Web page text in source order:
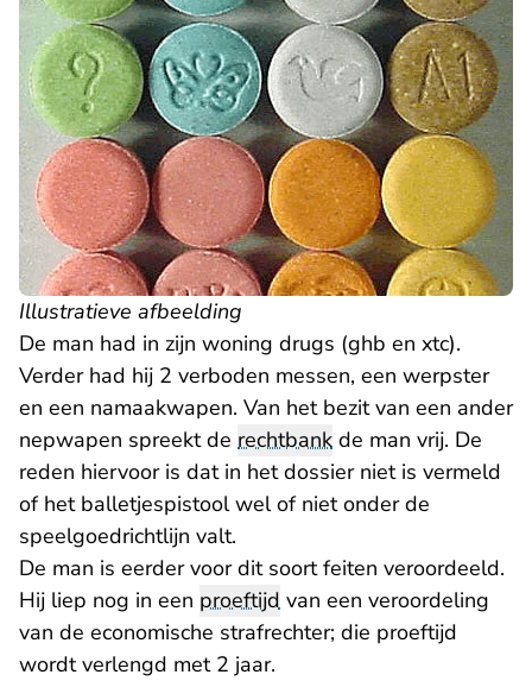
Illustratieve afbeelding
De man had in zijn woning drugs (ghb en xtc).
Verder had hij 2 verboden messen, een werpster
en een namaakwapen. Van het bezit van een ander
nepwapen spreekt de rechtbank de man vrij. De
reden hiervoor is dat in het dossier niet is vermeld
of het balletjespistool wel of niet onder de
speelgoedrichtlijn valt.
De man is eerder voor dit soort feiten veroordeeld.
Hij liep nog in een proeftijd van een veroordeling
van de economische strafrechter; die proeftijd
wordt verlengd met 2 jaar.